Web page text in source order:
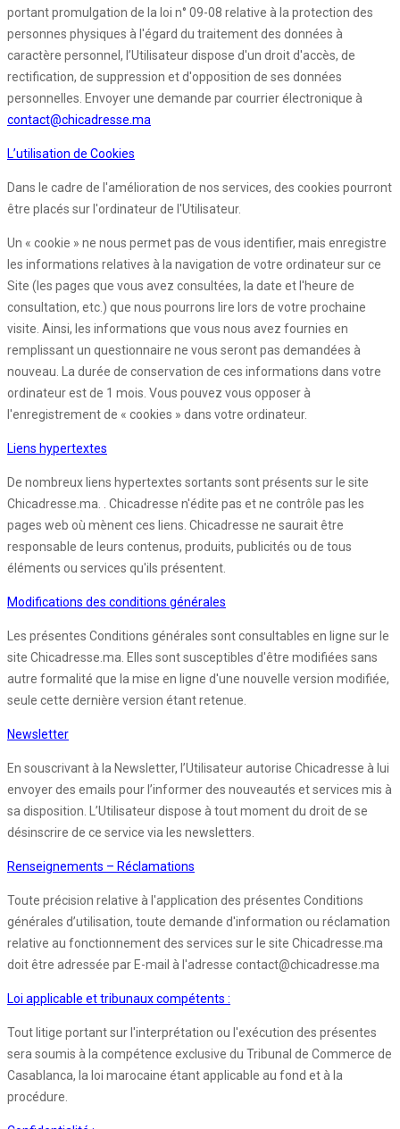
portant promulgation de la loi n° 09-08 relative à la protection des
personnes physiques à l'égard du traitement des données à
caractère personnel, l’Utilisateur dispose d'un droit d'accès, de
rectification, de suppression et d'opposition de ses données
personnelles. Envoyer une demande par courrier électronique à
contact@chicadresse.ma
L’utilisation de Cookies
Dans le cadre de l'amélioration de nos services, des cookies pourront
être placés sur l'ordinateur de l'Utilisateur.
Un « cookie » ne nous permet pas de vous identifier, mais enregistre
les informations relatives à la navigation de votre ordinateur sur ce
Site (les pages que vous avez consultées, la date et l'heure de
consultation, etc.) que nous pourrons lire lors de votre prochaine
visite. Ainsi, les informations que vous nous avez fournies en
remplissant un questionnaire ne vous seront pas demandées à
nouveau. La durée de conservation de ces informations dans votre
ordinateur est de 1 mois. Vous pouvez vous opposer à
l'enregistrement de « cookies » dans votre ordinateur.
Liens hypertextes
De nombreux liens hypertextes sortants sont présents sur le site
Chicadresse.ma. . Chicadresse n'édite pas et ne contrôle pas les
pages web où mènent ces liens. Chicadresse ne saurait être
responsable de leurs contenus, produits, publicités ou de tous
éléments ou services qu'ils présentent.
Modifications des conditions générales
Les présentes Conditions générales sont consultables en ligne sur le
site Chicadresse.ma. Elles sont susceptibles d'être modifiées sans
autre formalité que la mise en ligne d'une nouvelle version modifiée,
seule cette dernière version étant retenue.
Newsletter
En souscrivant à la Newsletter, l’Utilisateur autorise Chicadresse à lui
envoyer des emails pour l’informer des nouveautés et services mis à
sa disposition. L’Utilisateur dispose à tout moment du droit de se
désinscrire de ce service via les newsletters.
Renseignements – Réclamations
Toute précision relative à l'application des présentes Conditions
générales d’utilisation, toute demande d'information ou réclamation
relative au fonctionnement des services sur le site Chicadresse.ma
doit être adressée par E-mail à l'adresse contact@chicadresse.ma
Loi applicable et tribunaux compétents :
Tout litige portant sur l'interprétation ou l'exécution des présentes
sera soumis à la compétence exclusive du Tribunal de Commerce de
Casablanca, la loi marocaine étant applicable au fond et à la
procédure.